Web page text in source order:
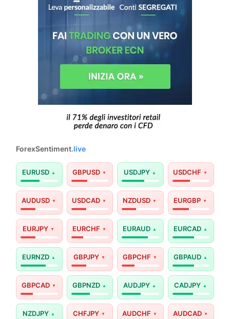
ForexSentiment.live
EURUSD GBPUSD USDJPY USDCHF
AUDUSD USDCAD NZDUSD EURGBP
EURJPY EURCHF EURAUD EURCAD
EURNZD GBPJPY GBPCHF GBPAUD
GBPCAD GBPNZD AUDJPY CADJPY
NZDJPY CHFJPY AUDCHF AUDCAD